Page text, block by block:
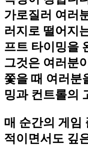
가로질러 여러
러지로 떨어지
프트 타이밍을
그것은 여러분
쫓을 때 여러분
밍과 컨트롤의
매 순간의 게임
적이면서도 깊